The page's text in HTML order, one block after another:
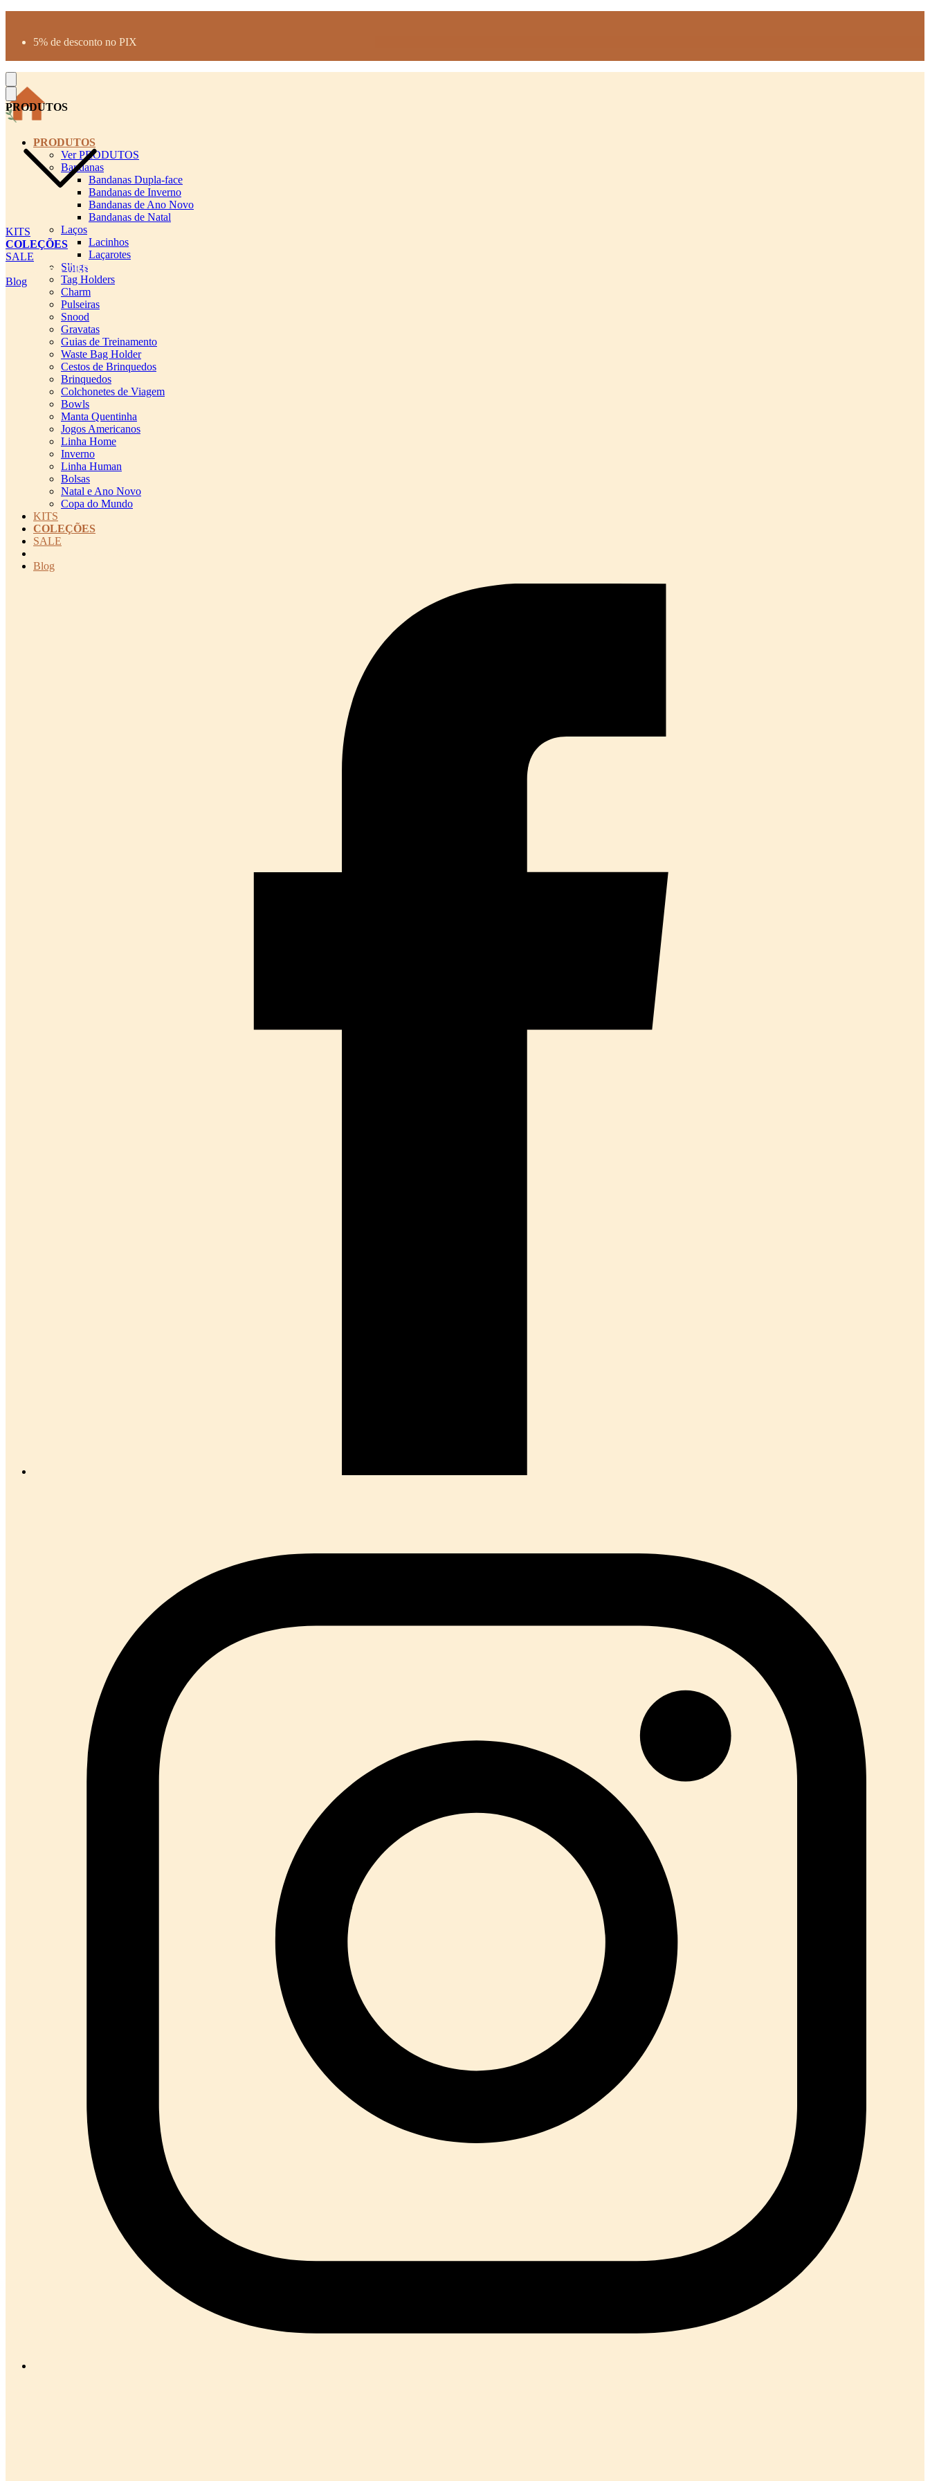
5% de desconto no PIX
PRODUTOS
KITS
COLEÇÕES
SALE
cadastro pet QRCODE
Blog
PRODUTOS
Ver PRODUTOS
Bandanas
Bandanas Dupla-face
Bandanas de Inverno
Bandanas de Ano Novo
Bandanas de Natal
Laços
Lacinhos
Laçarotes
Slings
Tag Holders
Charm
Pulseiras
Snood
Gravatas
Guias de Treinamento
Waste Bag Holder
Cestos de Brinquedos
Brinquedos
Colchonetes de Viagem
Bowls
Manta Quentinha
Jogos Americanos
Linha Home
Inverno
Linha Human
Bolsas
Natal e Ano Novo
Copa do Mundo
KITS
COLEÇÕES
SALE
Blog